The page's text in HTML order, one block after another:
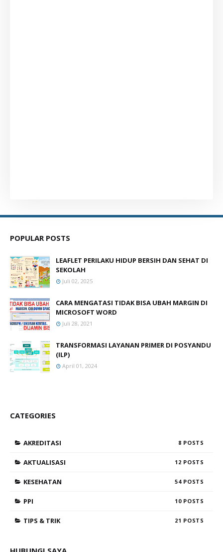
POPULAR POSTS
LEAFLET PERILAKU HIDUP BERSIH DAN SEHAT DI
SEKOLAH
Juli 02, 2025
CARA MENGATASI TIDAK BISA UBAH MARGIN DI
MICROSOFT WORD
Juli 28, 2021
TRANSFORMASI LAYANAN PRIMER DI POSYANDU
(ILP)
April 01, 2024
CATEGORIES
AKREDITASI 8
AKTUALISASI 12
KESEHATAN 54
PPI 10
TIPS & TRIK 21